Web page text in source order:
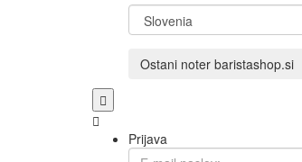
Ostani noter baristashop.si
Prijava